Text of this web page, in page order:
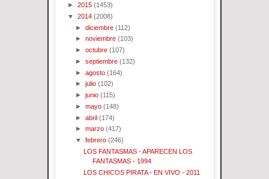
► 2015 (1453)
▼ 2014 (2008)
►diciembre (112)
►noviembre (103)
►octubre (107)
►septiembre (132)
►agosto (164)
►julio (102)
►junio (115)
►mayo (148)
►abril (174)
►marzo (417)
▼febrero (246)
LOS FANTASMAS - APARECEN LOS
FANTASMAS - 1994
LOS CHICOS PIRATA - EN VIVO - 2011